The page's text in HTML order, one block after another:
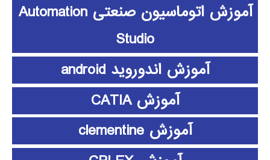
آموزش اتوماسیون صنعتی Automation
Studio
آموزش اندوروید android
آموزش CATIA
آموزش clementine